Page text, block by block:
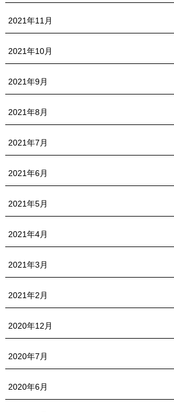
2021年11月
2021年10月
2021年9月
2021年8月
2021年7月
2021年6月
2021年5月
2021年4月
2021年3月
2021年2月
2020年12月
2020年7月
2020年6月